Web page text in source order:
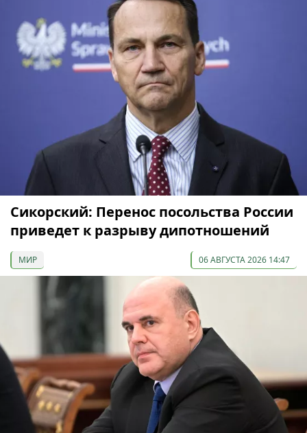
Сикорский: Перенос посольства России
приведет к разрыву дипотношений
МИР 06 АВГУСТА 2026 14:47